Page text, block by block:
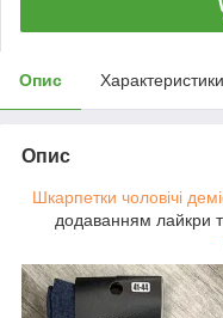
Опис Характеристики
Опис
Шкарпетки чоловічі
додаванням лайкри